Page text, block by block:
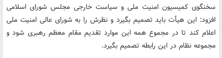
سخنگوی کمیسیون امنیت ملی و سیاست خارجی مجلس شورای اسلامی
افزود: این هیأت باید تصمیم بگیرد و نظرش را به شورای عالی امنیت ملی
اعلام کند تا در مجموع همه این موارد تقدیم مقام معظم رهبری شود و
مجموعه نظام در این رابطه تصمیم بگیرد.